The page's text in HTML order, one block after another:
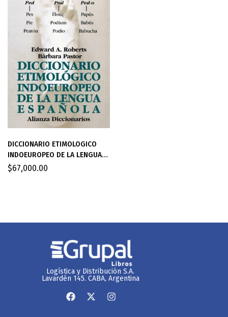
DICCIONARIO ETIMOLOGICO
INDOEUROPEO DE LA LENGUA
ESPAÑOLA
$67,000.00
Logística y Distribución S.A.
Lavardén 145. CABA, Argentina